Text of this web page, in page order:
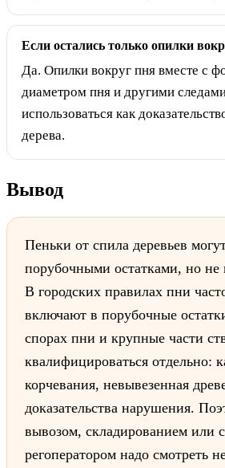
Если остались только опилки
Да. Опилки вокруг пня вместе с
диаметром пня и другими
использоваться как
дерева.
Вывод
Пеньки от спила деревьев
порубочными остатками, но не
В городских правилах пни
включают в порубочные
спорах пни и крупные части
квалифицироваться отдельно:
корчевания, невывезенная
доказательства нарушения.
вывозом, складированием или
регоператором надо смотреть